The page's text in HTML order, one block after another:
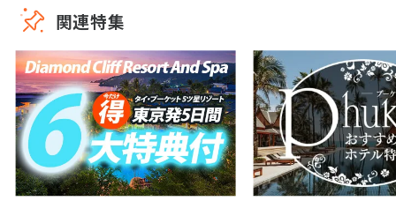
関連特集